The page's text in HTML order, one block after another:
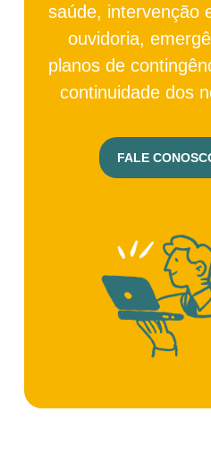
saúde, intervenção
ouvidoria,
planos de
continuidade dos
FALE